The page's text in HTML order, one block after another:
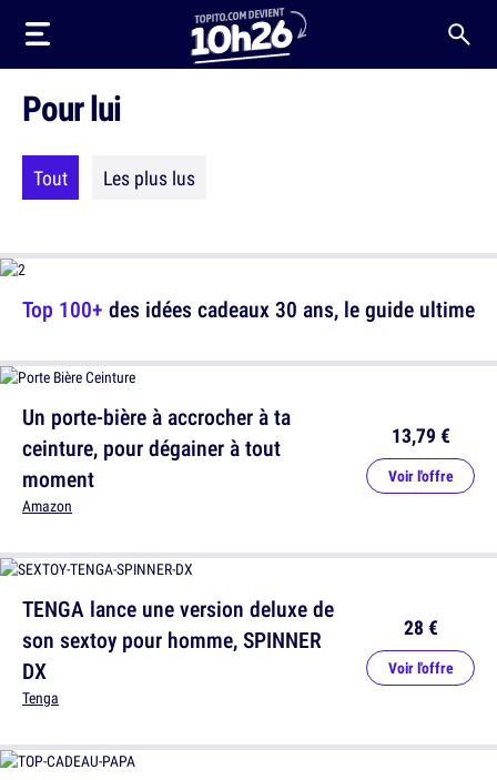
Pour lui
Tout Les plus lus
Top 100+ des idées cadeaux 30 ans, le guide ultime
Un porte-bière à accrocher à ta
ceinture, pour dégainer à tout
moment
Amazon
13,79 €
Voir l'offre
TENGA lance une version deluxe de
son sextoy pour homme, SPINNER
DX
Tenga
28 €
Voir l'offre